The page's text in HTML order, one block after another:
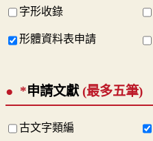
字形收錄
形體資料表申請
*申請文獻 (最多五筆)
古文字類編